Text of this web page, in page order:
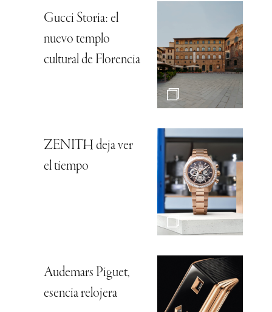
Gucci Storia: el
nuevo templo
cultural de Florencia
ZENITH deja ver
el tiempo
Audemars Piguet,
esencia relojera